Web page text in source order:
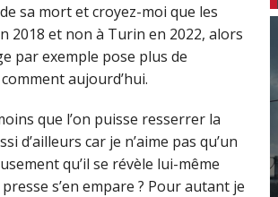
sa mort et croyez-moi que les
2018 et non à Turin en 2022, alors
par exemple pose plus de
aujourd’hui.
que l’on puisse resserrer la
d’ailleurs car je n’aime pas qu’un
qu’il se révèle lui-même
s’en empare ? Pour autant je